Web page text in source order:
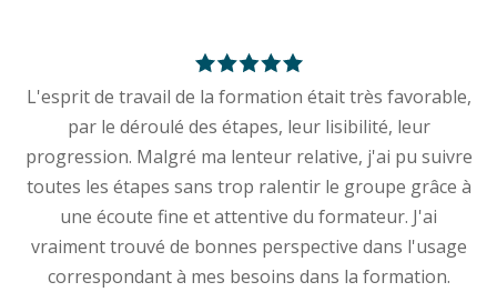
L'esprit de travail de la formation était très favorable,
par le déroulé des étapes, leur lisibilité, leur
progression. Malgré ma lenteur relative, j'ai pu suivre
toutes les étapes sans trop ralentir le groupe grâce à
une écoute fine et attentive du formateur. J'ai
vraiment trouvé de bonnes perspective dans l'usage
correspondant à mes besoins dans la formation.